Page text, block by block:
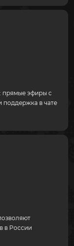
прямые эфиры с
поддержка в чате
в России